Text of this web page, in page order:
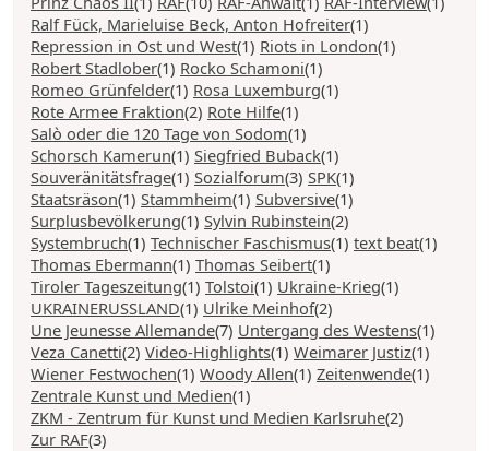
Ralf Fück, Marieluise Beck, Anton Hofreiter(1)
Repression in Ost und West(1) Riots in London(1)
Robert Stadlober(1) Rocko Schamoni(1)
Romeo Grünfelder(1) Rosa Luxemburg(1)
Rote Armee Fraktion(2) Rote Hilfe(1)
Salò oder die 120 Tage von Sodom(1)
Schorsch Kamerun(1) Siegfried Buback(1)
Souveränitätsfrage(1) Sozialforum(3) SPK(1)
Staatsräson(1) Stammheim(1) Subversive(1)
Surplusbevölkerung(1) Sylvin Rubinstein(2)
Systembruch(1) Technischer Faschismus(1) text beat(1)
Thomas Ebermann(1) Thomas Seibert(1)
Tiroler Tageszeitung(1) Tolstoi(1) Ukraine-Krieg(1)
UKRAINERUSSLAND(1) Ulrike Meinhof(2)
Une Jeunesse Allemande(7) Untergang des Westens(1)
Veza Canetti(2) Video-Highlights(1) Weimarer Justiz(1)
Wiener Festwochen(1) Woody Allen(1) Zeitenwende(1)
Zentrale Kunst und Medien(1)
ZKM - Zentrum für Kunst und Medien Karlsruhe(2)
Zur RAF(3)